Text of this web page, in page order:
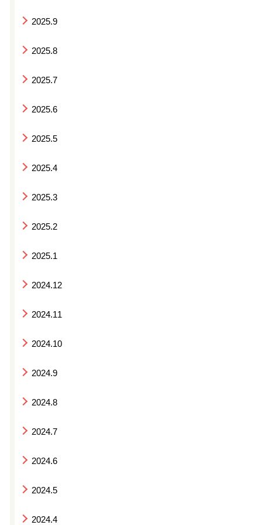
2025.9
2025.8
2025.7
2025.6
2025.5
2025.4
2025.3
2025.2
2025.1
2024.12
2024.11
2024.10
2024.9
2024.8
2024.7
2024.6
2024.5
2024.4